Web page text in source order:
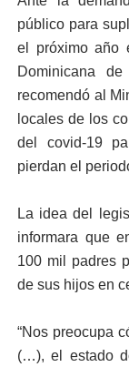
público para
el próximo año
Dominicana
recomendó al
locales de los
del covid-19
pierdan el
La idea del
informara que
100 mil padres
de sus hijos en
“Nos preocupa
(…), el estado